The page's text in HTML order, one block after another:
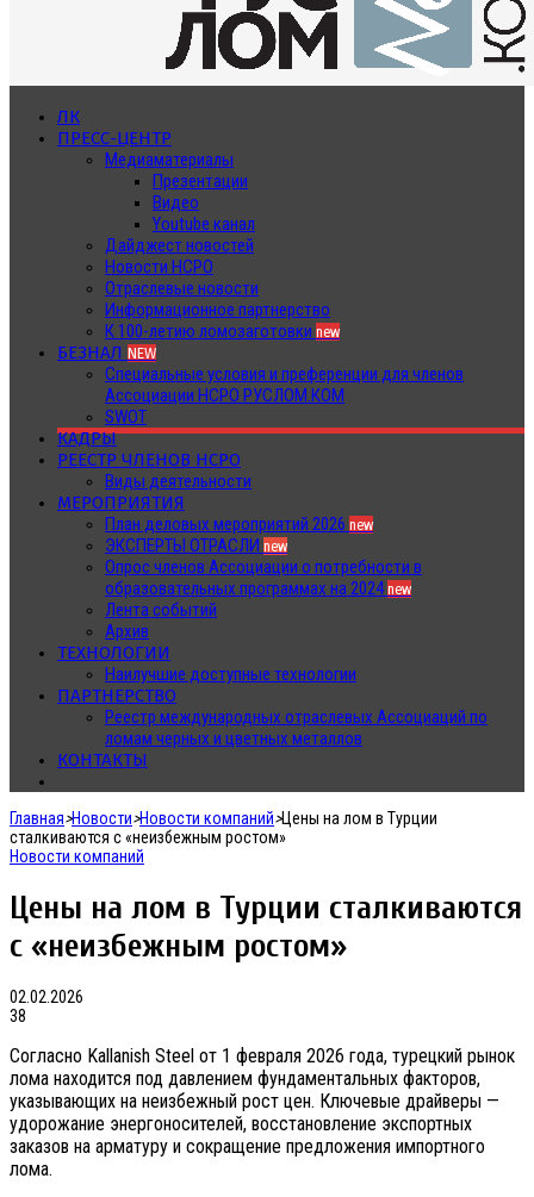
ЛК
ПРЕСС-ЦЕНТР
Медиаматериалы
Презентации
Видео
Youtube канал
Дайджест новостей
Новости НСРО
Отраслевые новости
Информационное партнерство
К 100-летию ломозаготовки new
БЕЗНАЛ NEW
Специальные условия и преференции для членов
Ассоциации НСРО РУСЛОМ.КОМ
SWOT
КАДРЫ
РЕЕСТР ЧЛЕНОВ НСРО
Виды деятельности
МЕРОПРИЯТИЯ
План деловых мероприятий 2026 new
ЭКСПЕРТЫ ОТРАСЛИ new
Опрос членов Ассоциации о потребности в
образовательных программах на 2024new
Лента событий
Архив
ТЕХНОЛОГИИ
Наилучшие доступные технологии
ПАРТНЕРСТВО
Реестр международных отраслевых Ассоциаций по
ломам черных и цветных металлов
КОНТАКТЫ
Главная>Новости>Новости компаний>Цены на лом в Турции
сталкиваются с «неизбежным ростом»
Новости компаний
Цены на лом в Турции сталкиваются
с «неизбежным ростом»
02.02.2026
38
Согласно Kallanish Steel от 1 февраля 2026 года, турецкий рынок
лома находится под давлением фундаментальных факторов,
указывающих на неизбежный рост цен. Ключевые драйверы —
удорожание энергоносителей, восстановление экспортных
заказов на арматуру и сокращение предложения импортного
лома.